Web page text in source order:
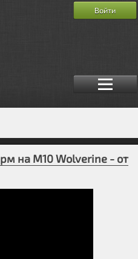
Войти
на M10 Wolverine - от